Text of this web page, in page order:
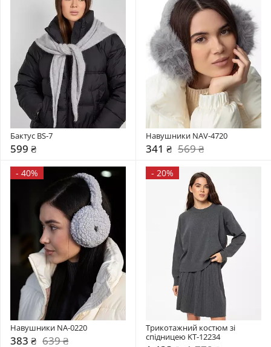
Бактус BS-7
599 ₴
Навушники NAV-4720
341 ₴ 569 ₴
- 40%
Навушники NA-0220
383 ₴ 639 ₴
- 20%
Трикотажний костюм зі
спідницею KT-12234